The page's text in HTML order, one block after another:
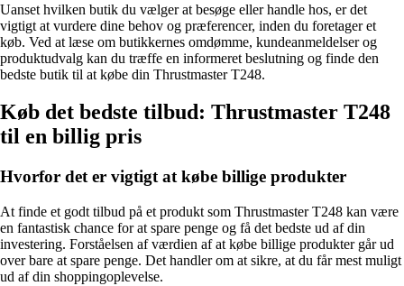
Uanset hvilken butik du vælger at besøge eller handle hos, er det
vigtigt at vurdere dine behov og præferencer, inden du foretager et
køb. Ved at læse om butikkernes omdømme, kundeanmeldelser og
produktudvalg kan du træffe en informeret beslutning og finde den
bedste butik til at købe din Thrustmaster T248.
Køb det bedste tilbud: Thrustmaster T248
til en billig pris
Hvorfor det er vigtigt at købe billige produkter
At finde et godt tilbud på et produkt som Thrustmaster T248 kan være
en fantastisk chance for at spare penge og få det bedste ud af din
investering. Forståelsen af værdien af at købe billige produkter går ud
over bare at spare penge. Det handler om at sikre, at du får mest muligt
ud af din shoppingoplevelse.